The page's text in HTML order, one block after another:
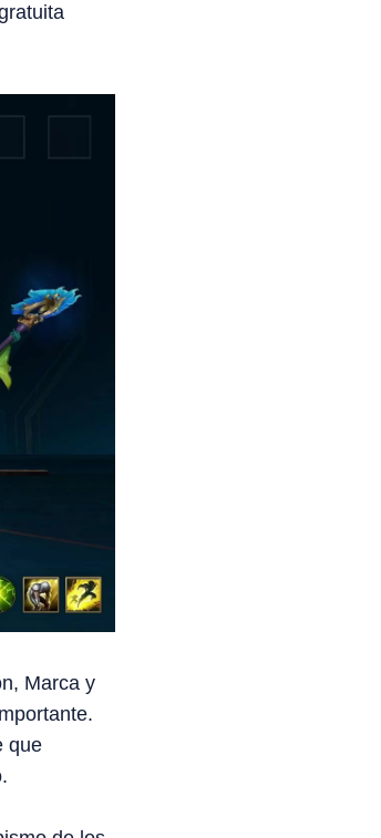
Marca y
que